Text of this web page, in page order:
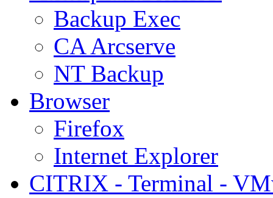
Backup Exec
CA Arcserve
NT Backup
Browser
Firefox
Internet Explorer
CITRIX - Terminal -